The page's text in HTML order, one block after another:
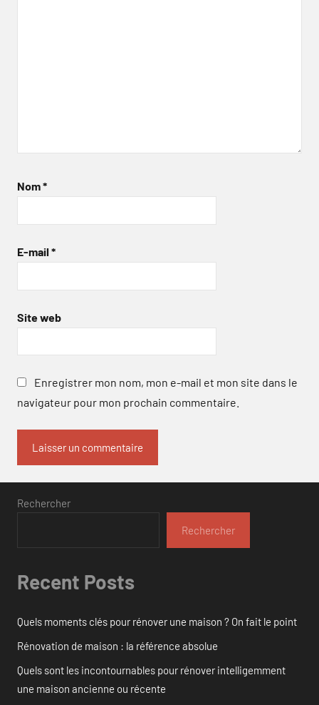
Nom*
E-mail *
Site web
Enregistrer mon nom, mon e-mail et mon site dans le
navigateur pour mon prochain commentaire.
Rechercher
Rechercher
Recent Posts
Quels moments clés pour rénover une maison ? On fait le point
Rénovation de maison : la référence absolue
Quels sont les incontournables pour rénover intelligemment
une maison ancienne ou récente